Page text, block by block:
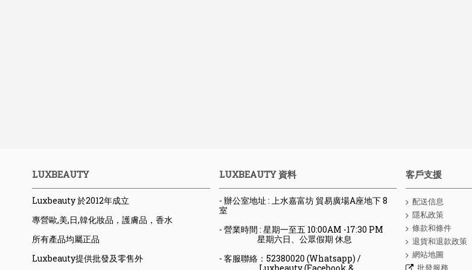
LUXBEAUTY
Luxbeauty 於2012年成立
專營歐,美,日,韓化妝品，護膚品，香水
所有產品均屬正品
Luxbeauty提供批發及零售外
LUXBEAUTY 資料
- 辦公室地址 : 上水嘉富坊 貿易廣場A座地下 8
室
- 營業時間 : 星期一至五 10:00AM -17:30 PM
星期六日、公眾假期 休息
- 客服聯絡：52380020 (Whatsapp) /
客戶支援
配送信息
隱私政策
條款和條件
退貨和退款政策
網站地圖
批發服務